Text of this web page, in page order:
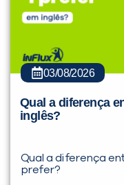
03/08/2026
Qual a diferença
inglês?
Qual a diferença
prefer?